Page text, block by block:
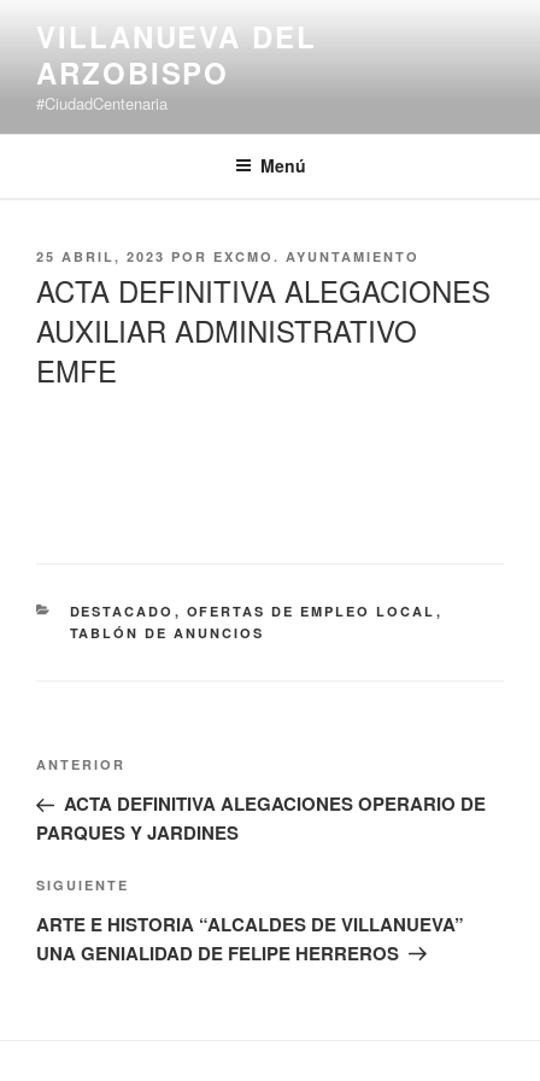
contenido
VILLANUEVA DEL
ARZOBISPO
#CiudadCentenaria
Menú
PUBLICADO
25 ABRIL, 2023 POR EXCMO. AYUNTAMIENTO
ACTA DEFINITIVA ALEGACIONES
AUXILIAR ADMINISTRATIVO
EMFE
CATEGORÍAS
DESTACADO , OFERTAS DE EMPLEO LOCAL ,
TABLÓN DE ANUNCIOS
Navegación
entradas
Entrada
anterior:
ANTERIOR
ACTA DEFINITIVA ALEGACIONES OPERARIO DE
PARQUES Y JARDINES
Siguiente
entrada
SIGUIENTE
ARTE E HISTORIA “ALCALDES DE VILLANUEVA”
UNA GENIALIDAD DE FELIPE HERREROS